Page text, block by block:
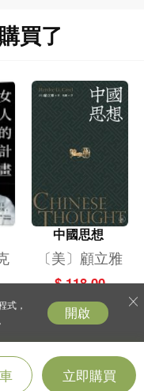
立即購買
買了
中國思想
〔美〕顧立雅
$ 118.00
式，
開啟